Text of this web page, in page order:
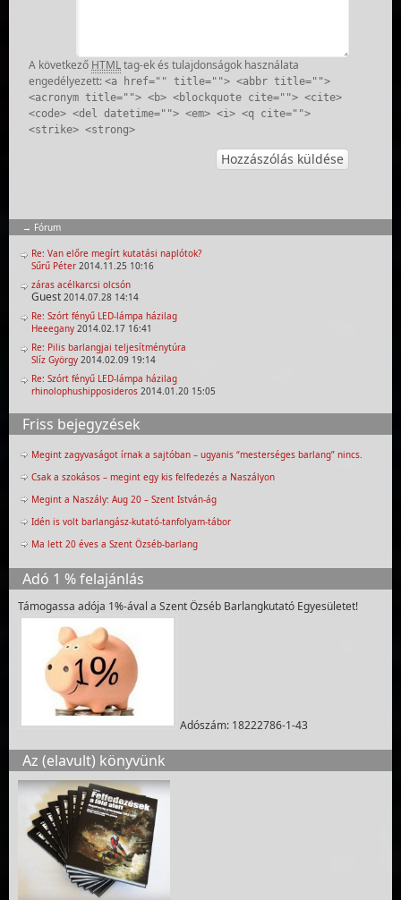
A következő HTMLtag-ek és tulajdonságok használata
engedélyezett: <a href="" title=""> <abbr title="">
<acronym title=""> <b> <blockquote cite=""> <cite>
<code> <del datetime=""> <em> <i> <q cite="">
<strike> <strong>
Fórum
Re: Van előre megírt kutatási naplótok?
Sűrű Péter 2014.11.25 10:16
záras acélkarcsi olcsón
Guest 2014.07.28 14:14
Re: Szórt fényű LED-lámpa házilag
Heeegany 2014.02.17 16:41
Re: Pilis barlangjai teljesítménytúra
Slíz György 2014.02.09 19:14
Re: Szórt fényű LED-lámpa házilag
rhinolophushipposideros 2014.01.20 15:05
Friss bejegyzések
Megint zagyvaságot írnak a sajtóban – ugyanis “mesterséges barlang” nincs.
Csak a szokásos – megint egy kis felfedezés a Naszályon
Megint a Naszály: Aug 20 – Szent István-ág
Idén is volt barlangász-kutató-tanfolyam-tábor
Ma lett 20 éves a Szent Özséb-barlang
Adó 1 % felajánlás
Támogassa adója 1%-ával a Szent Özséb Barlangkutató Egyesületet!
Adószám: 18222786-1-43
Az (elavult) könyvünk